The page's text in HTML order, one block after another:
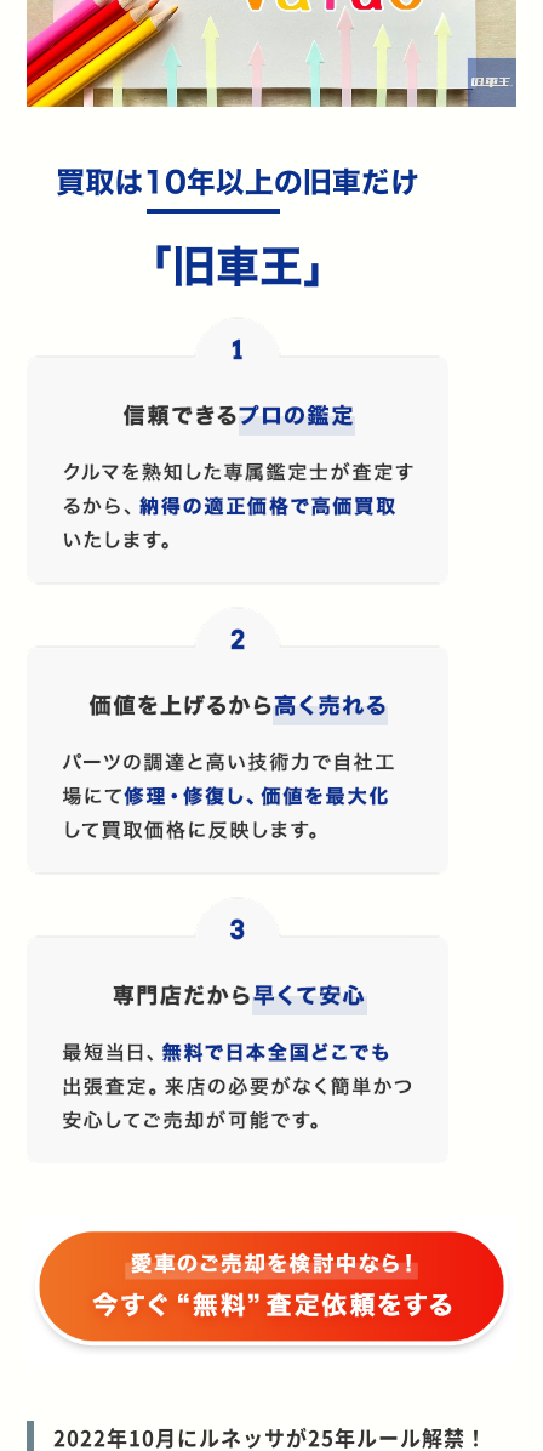
2022年10月にルネッサが25年ルール解禁！